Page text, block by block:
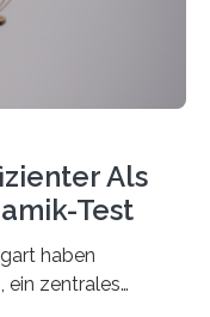
Als
Test
haben
ein zentrales